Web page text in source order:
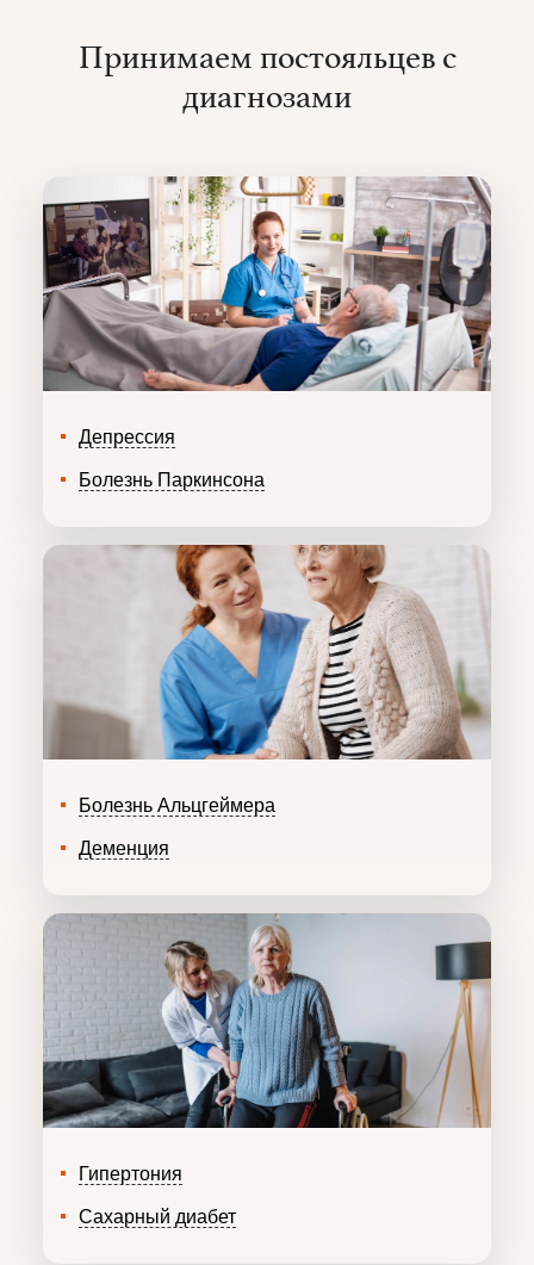
Принимаем постояльцев с
диагнозами
Депрессия
Болезнь Паркинсона
Болезнь Альцгеймера
Деменция
Гипертония
Сахарный диабет